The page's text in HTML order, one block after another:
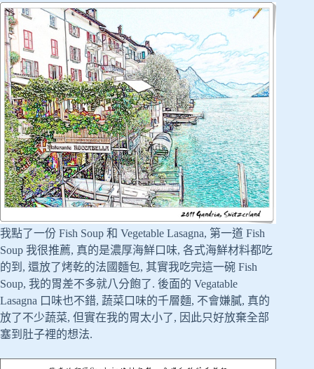
我點了一份 Fish Soup 和 Vegetable Lasagna, 第一道 Fish
Soup 我很推薦, 真的是濃厚海鮮口味, 各式海鮮材料都吃
的到, 還放了烤乾的法國麵包, 其實我吃完這一碗 Fish
Soup, 我的胃差不多就八分飽了. 後面的 Vegatable
Lasagna 口味也不錯, 蔬菜口味的千層麵, 不會嫌膩, 真的
放了不少蔬菜, 但實在我的胃太小了, 因此只好放棄全部
塞到肚子裡的想法.